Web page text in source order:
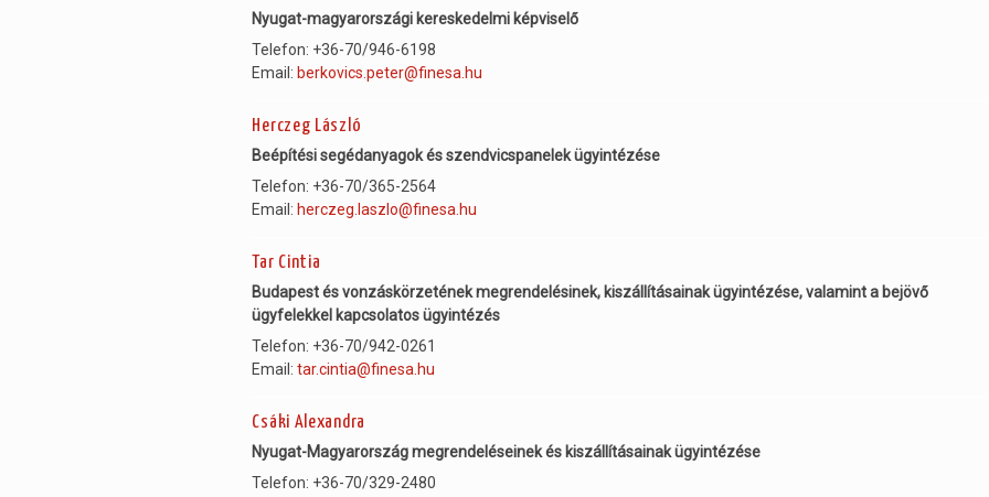
Nyugat-magyarországi kereskedelmi képviselő
Telefon: +36-70/946-6198
Email: berkovics.peter@finesa.hu
Herczeg László
Beépítési segédanyagok és szendvicspanelek ügyintézése
Telefon: +36-70/365-2564
Email: herczeg.laszlo@finesa.hu
Tar Cintia
Budapest és vonzáskörzetének megrendelésinek, kiszállításainak ügyintézése, valamint a bejövő
ügyfelekkel kapcsolatos ügyintézés
Telefon: +36-70/942-0261
Email:tar.cintia@finesa.hu
Csáki Alexandra
Nyugat-Magyarország megrendeléseinek és kiszállításainak ügyintézése
Telefon: +36-70/329-2480